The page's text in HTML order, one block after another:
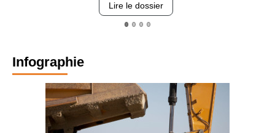
Lire le dossier
Infographie